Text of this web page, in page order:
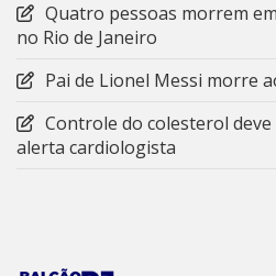
Quatro pessoas morrem
no Rio de Janeiro
Pai de Lionel Messi morre
Controle do colesterol
alerta cardiologista